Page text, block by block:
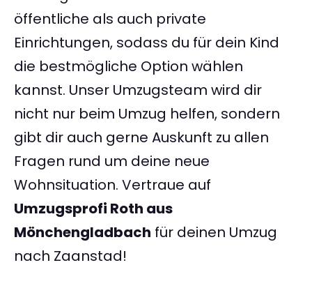
öffentliche als auch private
Einrichtungen, sodass du für dein Kind
die bestmögliche Option wählen
kannst. Unser Umzugsteam wird dir
nicht nur beim Umzug helfen, sondern
gibt dir auch gerne Auskunft zu allen
Fragen rund um deine neue
Wohnsituation. Vertraue auf
Umzugsprofi Roth aus
Mönchengladbach für deinen Umzug
nach Zaanstad!